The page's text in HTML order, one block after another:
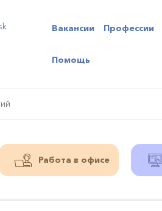
Вакансии Профессии
Помощь
Работа в офисе